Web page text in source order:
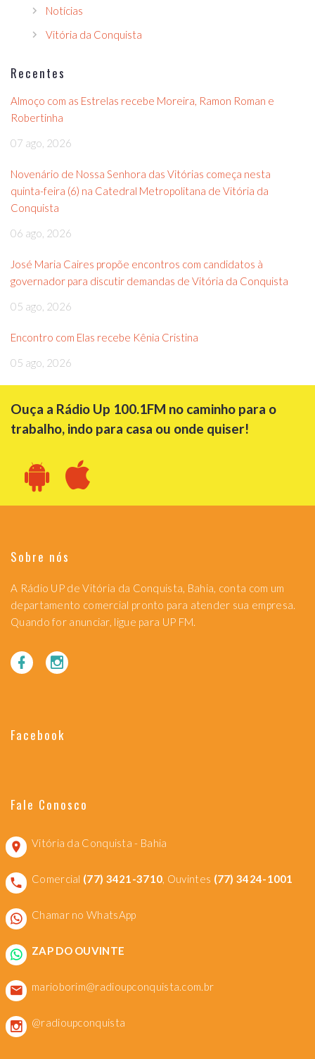
Notícias
Vitória da Conquista
Recentes
Almoço com as Estrelas recebe Moreira, Ramon Roman e
Robertinha
07 ago, 2026
Novenário de Nossa Senhora das Vitórias começa nesta
quinta-feira (6) na Catedral Metropolitana de Vitória da
Conquista
06 ago, 2026
José Maria Caires propõe encontros com candidatos à
governador para discutir demandas de Vitória da Conquista
05 ago, 2026
Encontro com Elas recebe Kênia Cristina
05 ago, 2026
Ouça a Rádio Up 100.1FM no caminho para o
trabalho, indo para casa ou onde quiser!
Sobre nós
A Rádio UP de Vitória da Conquista, Bahia, conta com um
departamento comercial pronto para atender sua empresa.
Quando for anunciar, ligue para UP FM.
Facebook
Fale Conosco
Vitória da Conquista - Bahia
Comercial (77) 3421-3710 , Ouvintes (77) 3424-1001
Chamar no WhatsApp
ZAP DO OUVINTE
marioborim@radioupconquista.com.br
@radioupconquista